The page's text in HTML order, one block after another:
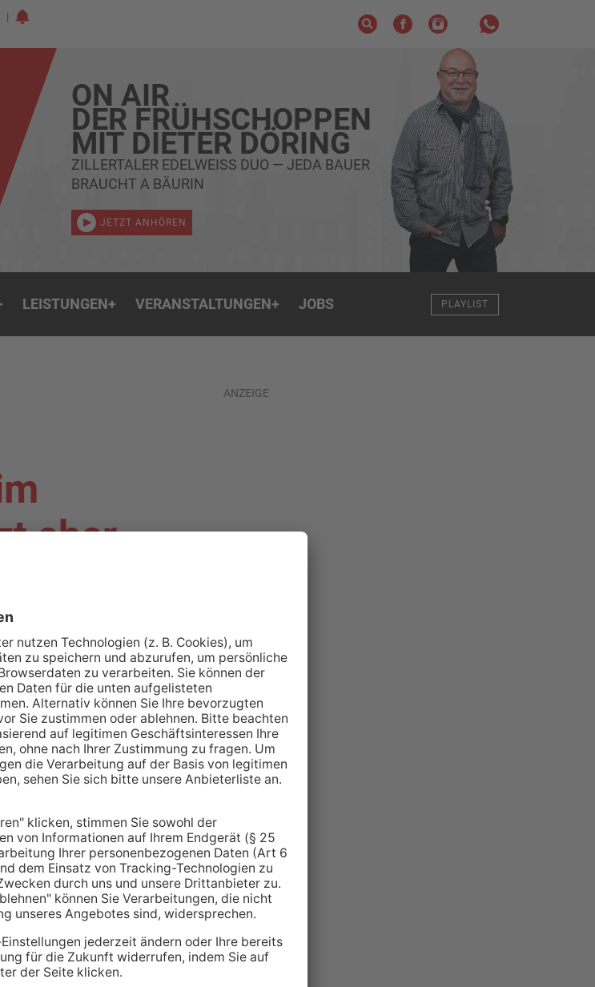
ON AIR
DER FRÜHSCHOPPEN
MIT DIETER DÖRING
ZILLERTALER EDELWEISS DUO — JEDA BAUER
BRAUCHT A BÄURIN
JETZT ANHÖREN
LEISTUNGEN+ VERANSTALTUNGEN+ JOBS PLAYLIST
eher
ANZEIGE